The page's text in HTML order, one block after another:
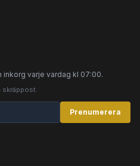
inkorg varje vardag kl 07:00.
skräppost.
Prenumerera